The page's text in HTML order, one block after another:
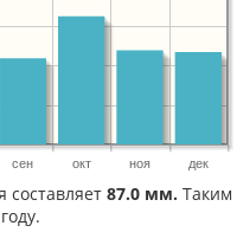
сен окт ноя дек
составляет 87.0 мм. Таким